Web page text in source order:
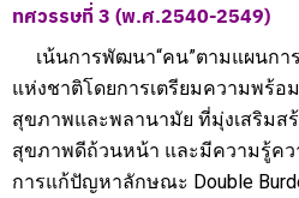
ทศวรรษที่ 3 (พ.ศ.2540-2549)
เน้นการพัฒนา“คน”ตามแผนก
แห่งชาติโดยการเตรียมความพร้
สุขภาพและพลานามัย ที่มุ่งเสริมส
สุขภาพดีถ้วนหน้า และมีความรู้คว
การแก้ปัญหาลักษณะ Double